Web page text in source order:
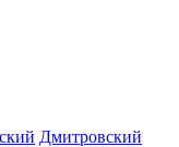
Дмитровский